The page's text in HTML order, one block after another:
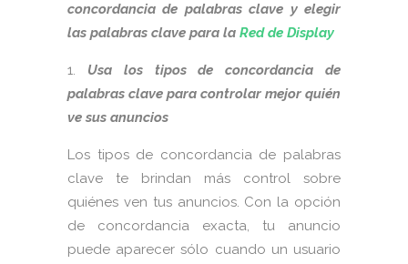
concordancia de palabras clave y elegir
las palabras clave para la Red de Display
Usa los tipos de concordancia de
palabras clave para controlar mejor quién
ve sus anuncios
Los tipos de concordancia de palabras
clave te brindan más control sobre
quiénes ven tus anuncios. Con la opción
de concordancia exacta, tu anuncio
puede aparecer sólo cuando un usuario